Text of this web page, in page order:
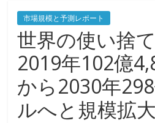
市場規模と予測レポート
世界の使い捨
2019年102億
から2030年
ルへと規模拡